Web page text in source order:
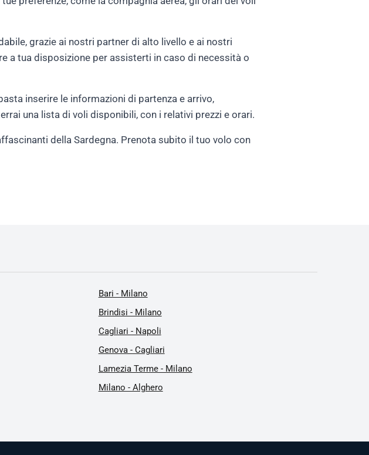
grazie ai nostri partner di alto livello e ai nostri
a tua disposizione per assisterti in caso di necessità o
inserire le informazioni di partenza e arrivo,
una lista di voli disponibili, con i relativi prezzi e orari.
della Sardegna. Prenota subito il tuo volo con
Bari - Milano
Brindisi - Milano
Cagliari - Napoli
Genova - Cagliari
Lamezia Terme - Milano
Milano - Alghero